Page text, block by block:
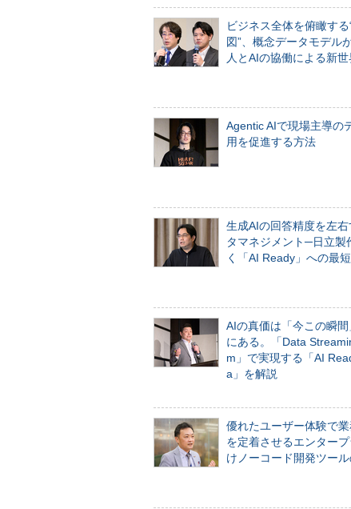
ビジネス全体を俯瞰す
図”、概念データモデル
人とAIの協働による新世
Agentic AIで現場主導の
用を促進する方法
生成AIの回答精度を左右
タマネジメント─日立製
く「AI Ready」への最
AIの真価は「今この瞬間
にある。「Data
m」で実現する「AI
a」を解説
優れたユーザー体験で業
を定着させるエンター
けノーコード開発ツー